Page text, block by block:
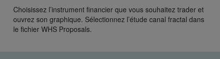
Choisissez l’instrument financier que vous souhaitez trader et
ouvrez son graphique. Sélectionnez l’étude canal fractal dans
le fichier WHS Proposals.